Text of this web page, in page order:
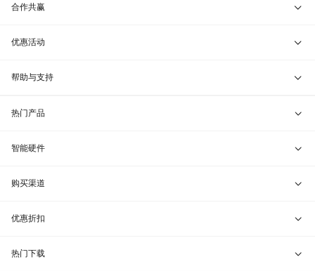
智能硬件
配件中心
花生壳客户端
花生壳管理APP
花生壳SDK
合作共赢
开放平台
政企大客户
私有化/SDK嵌入
渠道合作
优惠活动
免费试用
摇钱树
兑换码通道
教育折扣
帮助与支持
联系客服
VIP服务
远程协助
报告漏洞
网站地图
热门产品
贝锐向日葵 · 远程控制
贝锐蒲公英 · 异地组网
贝锐花生壳 · 动态域名
贝锐洋葱头 · 协作无间
智能硬件
贝锐向日葵硬件
贝锐蒲公英硬件
贝锐花生壳硬件
购买渠道
天猫旗舰店
京东旗舰店
优惠折扣
兑换码通道
热门下载